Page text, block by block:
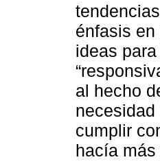
énfasis
ideas
al hecho
cumplir
hacía